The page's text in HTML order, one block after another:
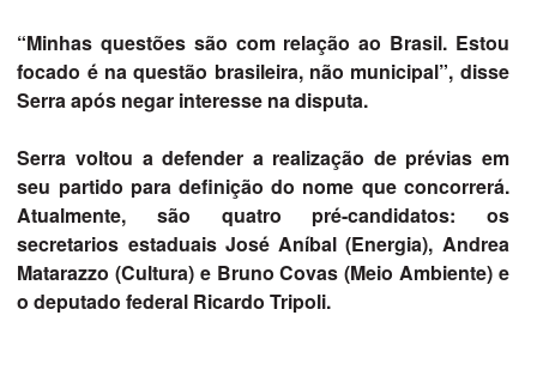
“Minhas questões são com relação ao Brasil. Estou
focado é na questão brasileira, não municipal”, disse
Serra após negar interesse na disputa.
Serra voltou a defender a realização de prévias em
seu partido para definição do nome que concorrerá.
Atualmente, são quatro pré-candidatos: os
secretarios estaduais José Aníbal (Energia), Andrea
Matarazzo (Cultura) e Bruno Covas (Meio Ambiente) e
o deputado federal Ricardo Tripoli.